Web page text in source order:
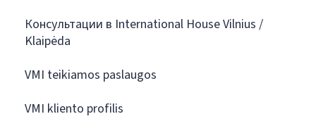
Консультации в International House Vilnius /
Klaipėda
VMI teikiamos paslaugos
VMI kliento profilis